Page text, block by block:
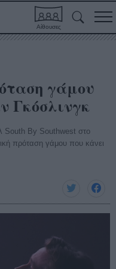
Αίθουσες
γάμου
Γκόσλινγκ
South By Southwest στο
πρόταση γάμου που κάνει